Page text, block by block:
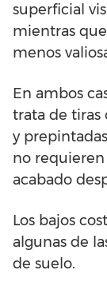
superficial
mientras
menos
En ambos
trata de tiras
y
no
acabado
Los bajos
algunas de
de suelo.